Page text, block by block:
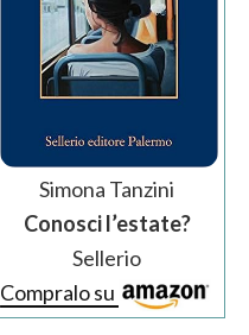
Simona Tanzini
Conosci l’estate?
Sellerio
Compralo su